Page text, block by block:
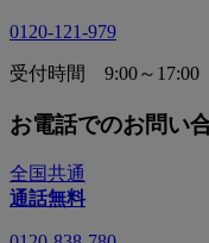
0120-121-979
受付時間 9:00～17:00
お電話でのお問い
全国共通
通話無料